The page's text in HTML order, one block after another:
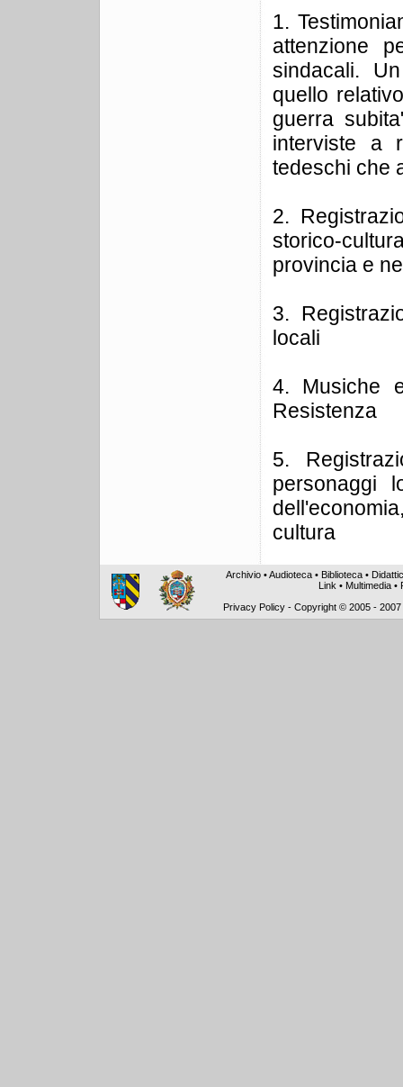
1.
attenzione
sindacali.
quello
guerra
interviste a
tedeschi che
2.
storico-
provincia e
3.
locali
4. Musiche
Resistenza
5.
personaggi
cultura
Archivio •Audioteca • Biblioteca •
Link • Multimedia •
Privacy Policy -Copyright © 2005 -